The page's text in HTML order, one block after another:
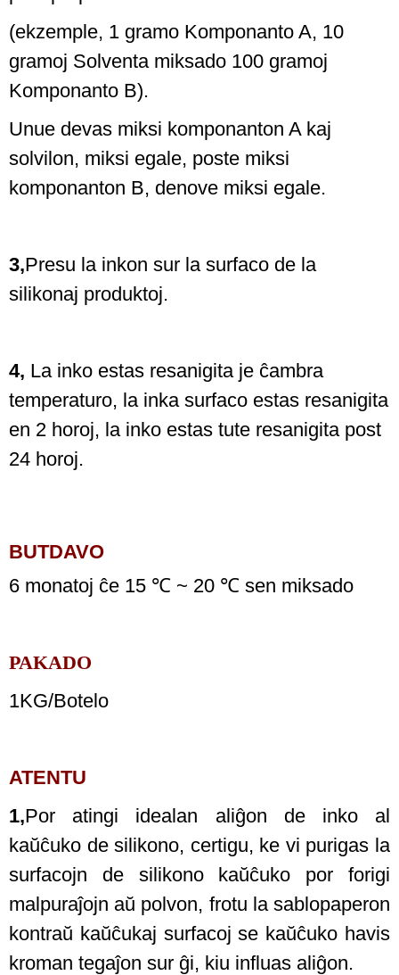
(ekzemple, 1 gramo Komponanto A, 10
gramoj Solventa miksado 100 gramoj
Komponanto B).
Unue devas miksi komponanton A kaj
solvilon, miksi egale, poste miksi
komponanton B, denove miksi egale.
3,Presu la inkon sur la surfaco de la
silikonaj produktoj.
4, La inko estas resanigita je ĉambra
temperaturo, la inka surfaco estas resanigita
en 2 horoj, la inko estas tute resanigita post
24 horoj.
BUTDAVO
6 monatoj ĉe 15 ℃ ~ 20 ℃ sen miksado
PAKADO
1KG/Botelo
ATENTU
1,Por atingi idealan aliĝon de inko al
kaŭĉuko de silikono, certigu, ke vi purigas la
surfacojn de silikono kaŭĉuko por forigi
malpuraĵojn aŭ polvon, frotu la sablopaperon
kontraŭ kaŭĉukaj surfacoj se kaŭĉuko havis
kroman tegaĵon sur ĝi, kiu influas aliĝon.